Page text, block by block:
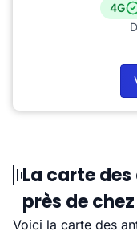
4G
La carte
près de
Voici la carte des